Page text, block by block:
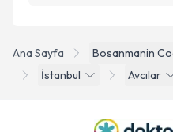
Ana Sayfa
Bosanmanin
İstanbul
Avcılar